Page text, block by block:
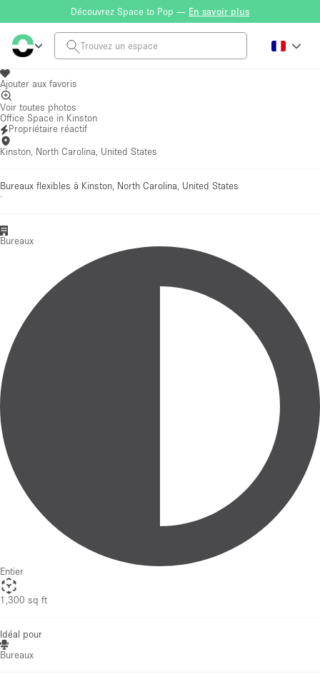
Découvrez Space to Pop — En savoir plus
Ajouter aux favoris
Voir toutes photos
Office Space in Kinston
Propriétaire réactif
Kinston, North Carolina, United States
Bureaux flexibles à Kinston, North Carolina, United States
·
Bureaux
Entier
1,300 sq ft
Idéal pour
Bureaux